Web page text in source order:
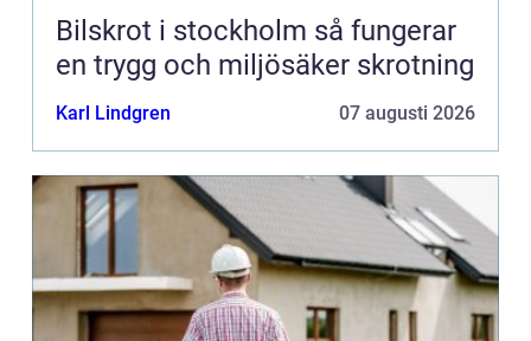
Bilskrot i stockholm så fungerar
en trygg och miljösäker skrotning
Karl Lindgren 07 augusti 2026